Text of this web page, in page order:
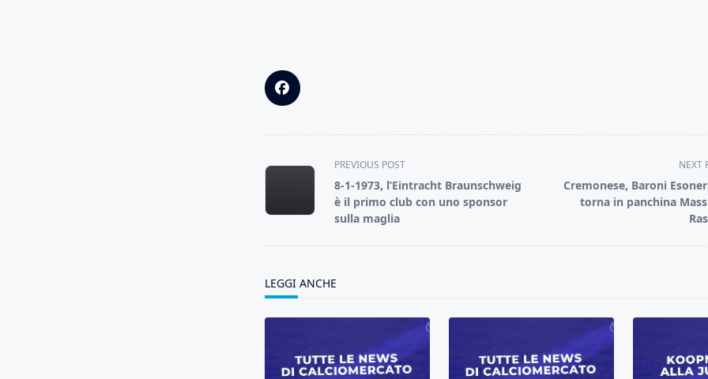
<span
class="nav-
subtitle
screen-
PREVIOUS POST
8-1-1973, l’Eintracht Braunschweig
è il primo club con uno sponsor
sulla maglia
NEXT
Cremonese, Baroni
torna in panchina
LEGGI ANCHE